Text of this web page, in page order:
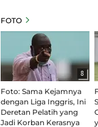
FOTO
8
Foto: Sama Kejamnya
dengan Liga Inggris, Ini
Deretan Pelatih yang
Jadi Korban Kerasnya